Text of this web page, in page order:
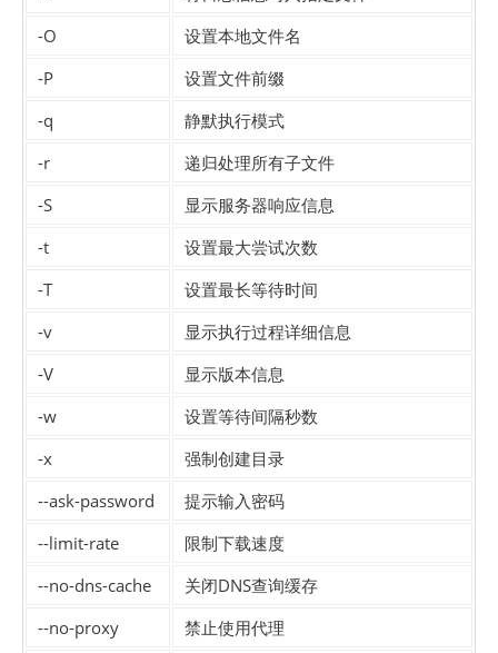
-O
设置本地文件名
-P
设置文件前缀
-q
静默执行模式
-r
递归处理所有子文件
-S
显示服务器响应信息
-t
设置最大尝试次数
-T
设置最长等待时间
-v
显示执行过程详细信息
-V
显示版本信息
-w
设置等待间隔秒数
-x
强制创建目录
--ask-password
提示输入密码
--limit-rate
限制下载速度
--no-dns-cache
关闭DNS查询缓存
--no-proxy
禁止使用代理